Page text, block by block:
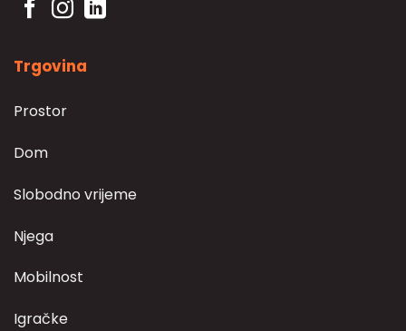
Trgovina
Prostor
Dom
Slobodno vrijeme
Njega
Mobilnost
Igračke